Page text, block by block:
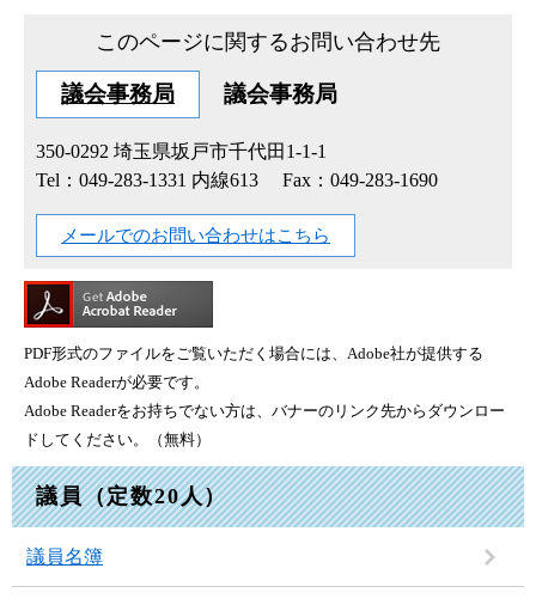
このページに関するお問い合わせ先
議会事務局 議会事務局
350-0292 埼玉県坂戸市千代田1-1-1
Tel：049-283-1331 内線613
Fax：049-283-1690
メールでのお問い合わせはこちら
PDF形式のファイルをご覧いただく場合には、Adobe社が提供する
Adobe Readerが必要です。
Adobe Readerをお持ちでない方は、バナーのリンク先からダウンロー
ドしてください。（無料）
議員（定数20人）
議員名簿